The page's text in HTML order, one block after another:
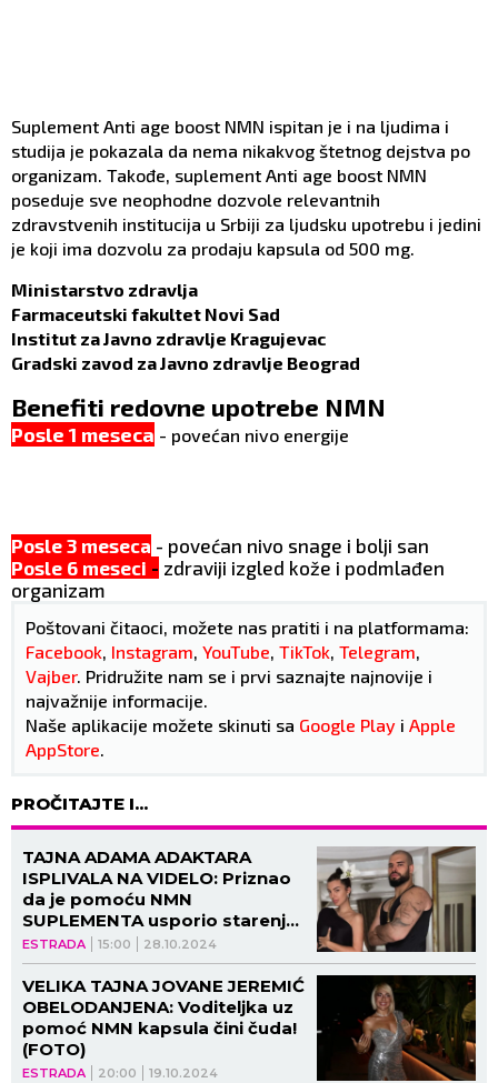
Suplement Anti age boost NMN ispitan je i na ljudima i
studija je pokazala da nema nikakvog štetnog dejstva po
organizam. Takođe, suplement Anti age boost NMN
poseduje sve neophodne dozvole relevantnih
zdravstvenih institucija u Srbiji za ljudsku upotrebu i jedini
je koji ima dozvolu za prodaju kapsula od 500 mg.
Ministarstvo zdravlja
Farmaceutski fakultet Novi Sad
Institut za Javno zdravlje Kragujevac
Gradski zavod za Javno zdravlje Beograd
Benefiti redovne upotrebe NMN
Posle 1 meseca - povećan nivo energije
Posle 3 meseca - povećan nivo snage i bolji san
Posle 6 meseci - zdraviji izgled kože i podmlađen
organizam
Poštovani čitaoci, možete nas pratiti i na platformama:
Facebook, Instagram, YouTube, TikTok, Telegram,
Vajber. Pridružite nam se i prvi saznajte najnovije i
najvažnije informacije.
Naše aplikacije možete skinuti sa Google Play i Apple
AppStore.
PROČITAJTE I...
ESTRADA 15:00 28.10.2024
TAJNA ADAMA ADAKTARA
ISPLIVALA NA VIDELO: Priznao
da je pomoću NMN
SUPLEMENTA usporio starenje,
a tek da vidite kakvo mu je
telo!
ESTRADA 20:00 19.10.2024
VELIKA TAJNA JOVANE JEREMIĆ
OBELODANJENA: Voditeljka uz
pomoć NMN kapsula čini čuda!
(FOTO)